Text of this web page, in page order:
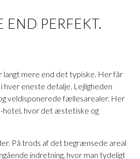
PERFEKT.
langt mere end det typiske. Her får
hver eneste detalje. Lejligheden
veldisponerede fællesarealer. Her
hotel, hvor det æstetiske og
På trods af det begrænsede areal
indretning, hvor man tydeligt